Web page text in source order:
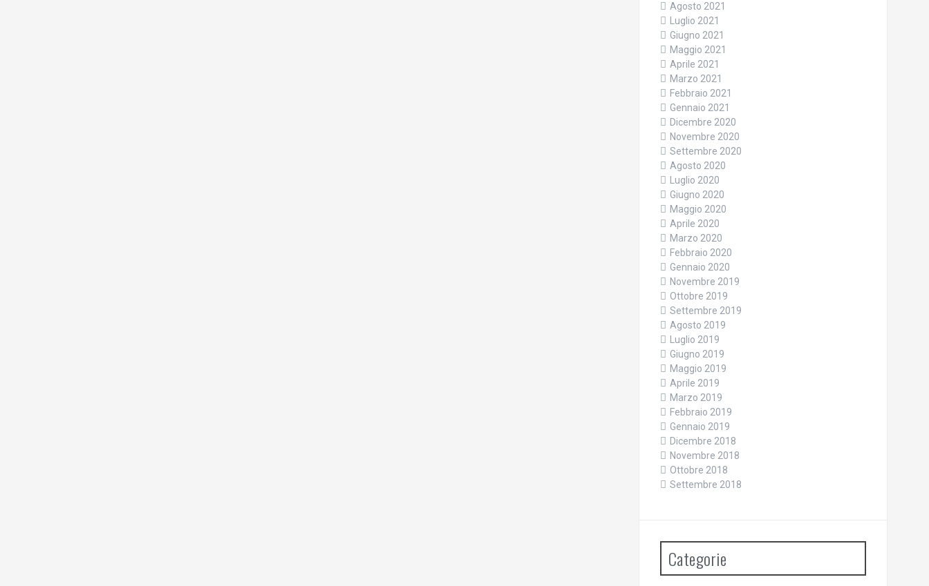
Agosto 2021
Luglio 2021
Giugno 2021
Maggio 2021
Aprile 2021
Marzo 2021
Febbraio 2021
Gennaio 2021
Dicembre 2020
Novembre 2020
Settembre 2020
Agosto 2020
Luglio 2020
Giugno 2020
Maggio 2020
Aprile 2020
Marzo 2020
Febbraio 2020
Gennaio 2020
Novembre 2019
Ottobre 2019
Settembre 2019
Agosto 2019
Luglio 2019
Giugno 2019
Maggio 2019
Aprile 2019
Marzo 2019
Febbraio 2019
Gennaio 2019
Dicembre 2018
Novembre 2018
Ottobre 2018
Settembre 2018
Categorie